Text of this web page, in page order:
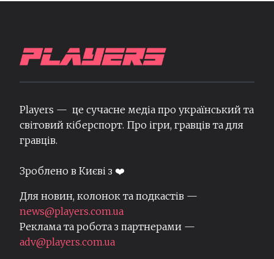
Players — це сучасне медіа про український та
світовий кіберспорт. Про ігри, гравців та для
гравців.
Зроблено в Києві з ❤️
Для новин, колонок та подкастів —
news@players.com.ua
Реклама та робота з партнерами —
adv@players.com.ua